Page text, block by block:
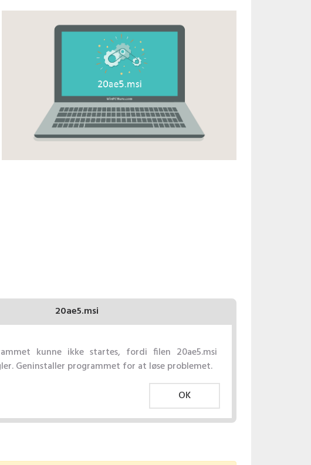
20ae5.msi
kunne ikke startes, fordi filen 20ae5.msi
Geninstaller programmet for at løse problemet.
OK